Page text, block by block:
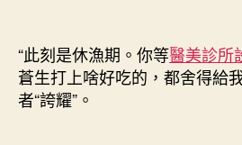
“此刻是休漁期。你等醫美診所
蒼生打上啥好吃的，都舍得給
者“誇耀”。